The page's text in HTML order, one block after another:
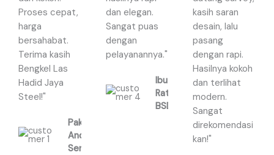
o
t
o
f
5
Proses cepat,
harga
bersahabat.
Terima kasih
Bengkel Las
Hadid Jaya
Steel!"
Pak
Andi,
Serpong
o
u
t
o
dan elegan.
Sangat puas
dengan
pelayanannya."
Ibu
Ratna,
BSD
o
u
t
o
f
5
kasih saran
desain, lalu
pasang
dengan rapi.
Hasilnya kokoh
dan terlihat
modern.
Sangat
direkomendasi
kan!"